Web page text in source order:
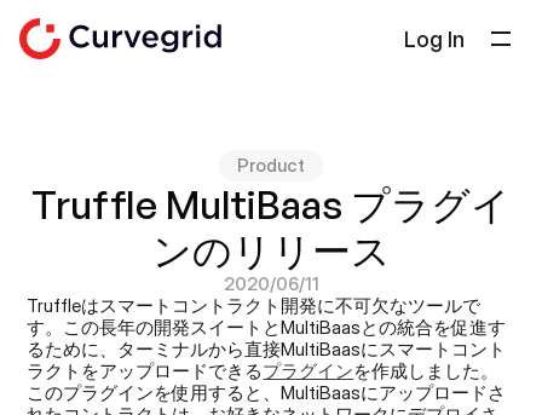
Log In
ドキュメント
お問い合わせ
Product
Truffle MultiBaas プラグイ
ンのリリース
2020/06/11
Truffleはスマートコントラクト開発に不可欠なツールで
す。この長年の開発スイートとMultiBaasとの統合を促進す
るために、ターミナルから直接MultiBaasにスマートコント
ラクトをアップロードできるプラグインを作成しました。
このプラグインを使用すると、MultiBaasにアップロードさ